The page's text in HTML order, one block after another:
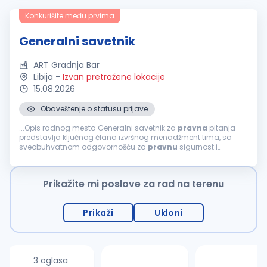
Konkurišite među prvima
Generalni savetnik
ART Gradnja Bar
Libija - Izvan pretražene lokacije
15.08.2026
Obaveštenje o statusu prijave
...Opis radnog mesta Generalni savetnik za pravna pitanja
predstavlja ključnog člana izvršnog menadžment tima, sa
sveobuhvatnom odgovornošću za pravnu sigurnost i
poslovima, ova pozicija ima...
Prikažite mi poslove za rad na terenu
Prikaži Ukloni
3 oglasa